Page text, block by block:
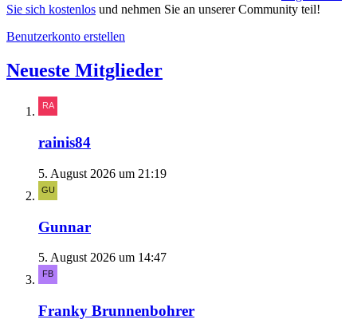
Sie sich kostenlos und nehmen Sie an unserer Community teil!
Benutzerkonto erstellen
Neueste Mitglieder
rainis84
5. August 2026 um 21:19
Gunnar
5. August 2026 um 14:47
Franky Brunnenbohrer